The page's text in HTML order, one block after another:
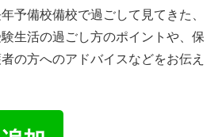
予備校備校で過ごして見てきた、
験生活の過ごし方のポイントや、保
の方へのアドバイスなどをお伝え